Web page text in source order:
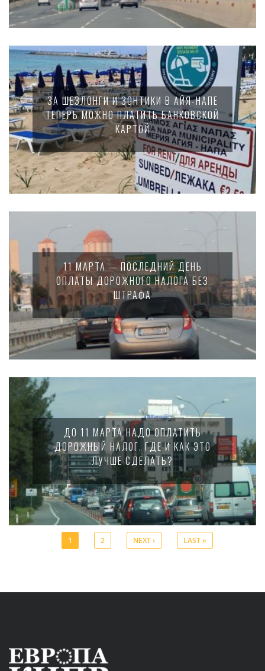
ЗА ШЕЗЛОНГИ И ЗОНТИКИ В АЙЯ-НАПЕ
ТЕПЕРЬ МОЖНО ПЛАТИТЬ БАНКОВСКОЙ
КАРТОЙ
11 МАРТА — ПОСЛЕДНИЙ ДЕНЬ
ОПЛАТЫ ДОРОЖНОГО НАЛОГА БЕЗ
ШТРАФА
ДО 11 МАРТА НАДО ОПЛАТИТЬ
ДОРОЖНЫЙ НАЛОГ. ГДЕ И КАК ЭТО
ЛУЧШЕ СДЕЛАТЬ?
1 2 NEXT › LAST »